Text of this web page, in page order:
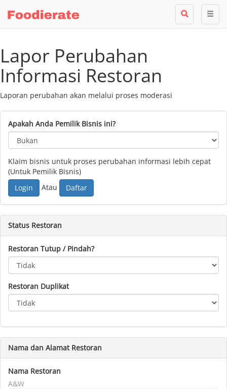
Lapor Perubahan
Informasi Restoran
Laporan perubahan akan melalui proses moderasi
Apakah Anda Pemilik Bisnis ini?
Klaim bisnis untuk proses perubahan informasi lebih cepat
(Untuk Pemilik Bisnis)
Login
Atau Daftar
Status Restoran
Restoran Tutup / Pindah?
Restoran Duplikat
Nama dan Alamat Restoran
Nama Restoran
A&W